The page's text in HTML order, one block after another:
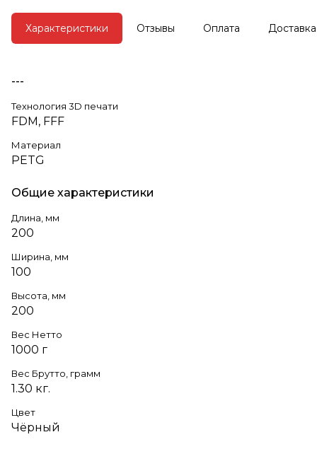
Характеристики Отзывы Оплата Доставка
---
Технология 3D печати
FDM, FFF
Материал
PETG
Общие характеристики
Длина, мм
200
Ширина, мм
100
Высота, мм
200
Вес Нетто
1000 г
Вес Брутто, грамм
1.30 кг.
Цвет
Чёрный